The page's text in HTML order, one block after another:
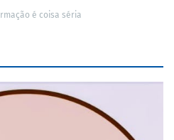
é coisa séria